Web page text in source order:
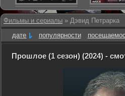
Фильмы и сериалы » Дэвид Петрарка
дате
популярности
Прошлое (1 сезон) (2024) -